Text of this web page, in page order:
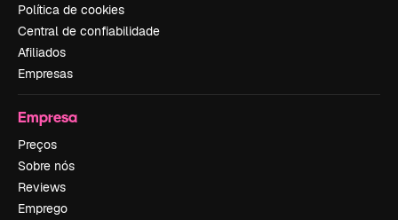
Política de cookies
Central de confiabilidade
Afiliados
Empresas
Empresa
Preços
Sobre nós
Reviews
Emprego